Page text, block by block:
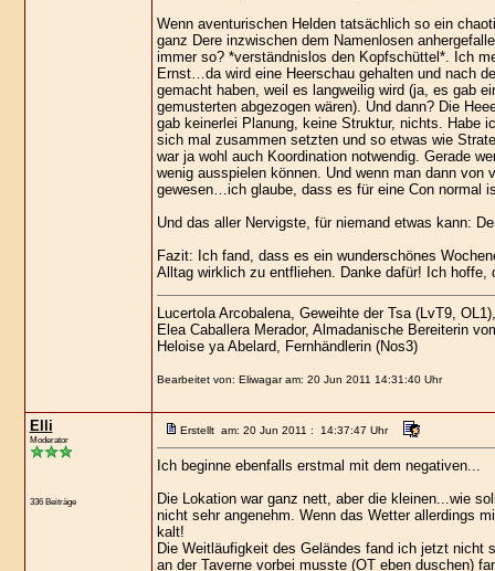
Wenn aventurischen Helden tatsächlich so ein
ganz Dere inzwischen dem Namenlosen
immer so? *verständnislos den Kopfschüttel*. Ich
Ernst…da wird eine Heerschau gehalten und nach
gemacht haben, weil es langweilig wird (ja, es gab
gemusterten abgezogen wären). Und dann? Die
gab keinerlei Planung, keine Struktur, nichts. Habe
sich mal zusammen setzten und so etwas wie
war ja wohl auch Koordination notwendig. Gerade
wenig ausspielen können. Und wenn man dann von
gewesen…ich glaube, dass es für eine Con normal
Und das aller Nervigste, für niemand etwas kann:
Fazit: Ich fand, dass es ein wunderschönes
Alltag wirklich zu entfliehen. Danke dafür! Ich
Lucertola Arcobalena, Geweihte der Tsa (LvT9, OL1),
Elea Caballera Merador, Almadanische Bereiterin
Heloise ya Abelard, Fernhändlerin (Nos3)
Bearbeitet von: Eliwagar am: 20 Jun 2011 14:31:40 Uhr
Elli
Moderator
336 Beiträge
Erstellt am: 20 Jun 2011 : 14:37:47 Uhr
Ich beginne ebenfalls erstmal mit dem negativen...
Die Lokation war ganz nett, aber die kleinen...wie
nicht sehr angenehm. Wenn das Wetter allerdings
kalt!
Die Weitläufigkeit des Geländes fand ich jetzt nicht
an der Taverne vorbei musste (OT eben duschen)